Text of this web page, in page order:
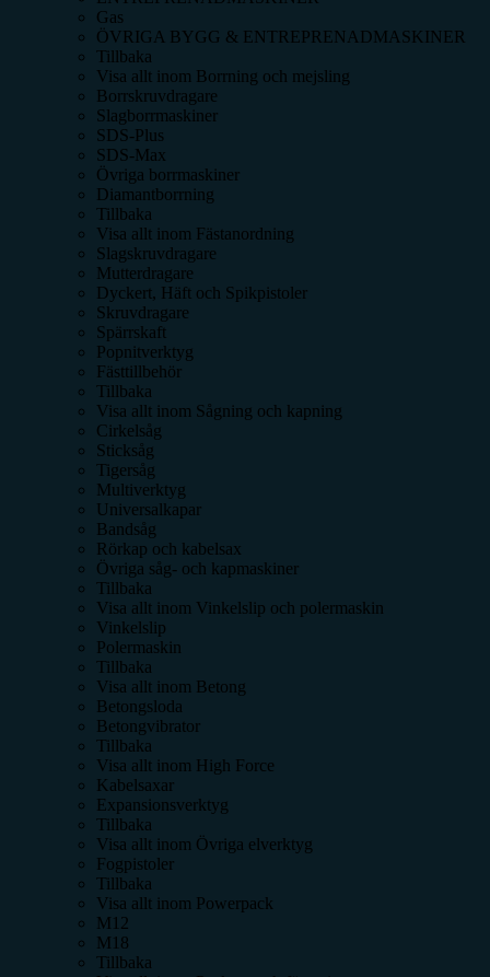
Gas
ÖVRIGA BYGG & ENTREPRENADMASKINER
Tillbaka
Visa allt inom Borrning och mejsling
Borrskruvdragare
Slagborrmaskiner
SDS-Plus
SDS-Max
Övriga borrmaskiner
Diamantborrning
Tillbaka
Visa allt inom Fästanordning
Slagskruvdragare
Mutterdragare
Dyckert, Häft och Spikpistoler
Skruvdragare
Spärrskaft
Popnitverktyg
Fästtillbehör
Tillbaka
Visa allt inom Sågning och kapning
Cirkelsåg
Sticksåg
Tigersåg
Multiverktyg
Universalkapar
Bandsåg
Rörkap och kabelsax
Övriga såg- och kapmaskiner
Tillbaka
Visa allt inom Vinkelslip och polermaskin
Vinkelslip
Polermaskin
Tillbaka
Visa allt inom Betong
Betongsloda
Betongvibrator
Tillbaka
Visa allt inom High Force
Kabelsaxar
Expansionsverktyg
Tillbaka
Visa allt inom Övriga elverktyg
Fogpistoler
Tillbaka
Visa allt inom Powerpack
M12
M18
Tillbaka